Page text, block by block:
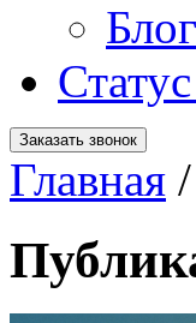
Блог
Заказать звонок
Главная /